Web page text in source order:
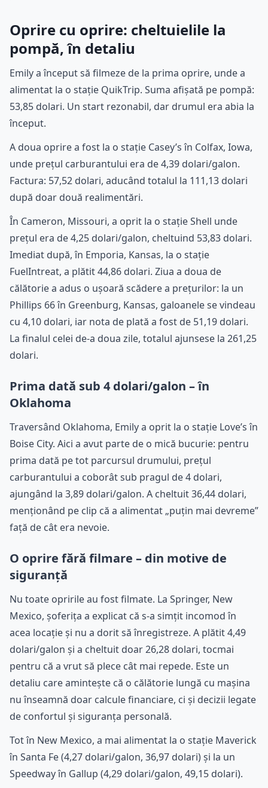
Oprire cu oprire: cheltuielile la
pompă, în detaliu
Emily a început să filmeze de la prima oprire, unde a
alimentat la o stație QuikTrip. Suma afișată pe pompă:
53,85 dolari. Un start rezonabil, dar drumul era abia la
început.
A doua oprire a fost la o stație Casey’s în Colfax, Iowa,
unde prețul carburantului era de 4,39 dolari/galon.
Factura: 57,52 dolari, aducând totalul la 111,13 dolari
după doar două realimentări.
În Cameron, Missouri, a oprit la o stație Shell unde
prețul era de 4,25 dolari/galon, cheltuind 53,83 dolari.
Imediat după, în Emporia, Kansas, la o stație
FuelIntreat, a plătit 44,86 dolari. Ziua a doua de
călătorie a adus o ușoară scădere a prețurilor: la un
Phillips 66 în Greenburg, Kansas, galoanele se vindeau
cu 4,10 dolari, iar nota de plată a fost de 51,19 dolari.
La finalul celei de-a doua zile, totalul ajunsese la 261,25
dolari.
Prima dată sub 4 dolari/galon – în
Oklahoma
Traversând Oklahoma, Emily a oprit la o stație Love’s în
Boise City. Aici a avut parte de o mică bucurie: pentru
prima dată pe tot parcursul drumului, prețul
carburantului a coborât sub pragul de 4 dolari,
ajungând la 3,89 dolari/galon. A cheltuit 36,44 dolari,
menționând pe clip că a alimentat „puțin mai devreme”
față de cât era nevoie.
O oprire fără filmare – din motive de
siguranță
Nu toate opririle au fost filmate. La Springer, New
Mexico, șoferița a explicat că s-a simțit incomod în
acea locație și nu a dorit să înregistreze. A plătit 4,49
dolari/galon și a cheltuit doar 26,28 dolari, tocmai
pentru că a vrut să plece cât mai repede. Este un
detaliu care amintește că o călătorie lungă cu mașina
nu înseamnă doar calcule financiare, ci și decizii legate
de confortul și siguranța personală.
Tot în New Mexico, a mai alimentat la o stație Maverick
în Santa Fe (4,27 dolari/galon, 36,97 dolari) și la un
Speedway în Gallup (4,29 dolari/galon, 49,15 dolari).